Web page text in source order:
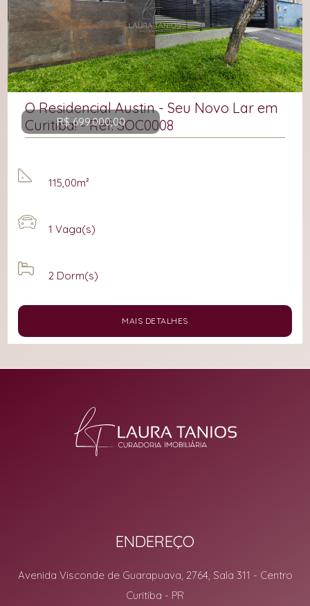
R$ 699.000,00
O Residencial Austin - Seu Novo Lar em
Curitiba! - Ref: SOC0008
2 Dorm(s)
1 Vaga(s)
115,00m²
MAIS DETALHES
ENDEREÇO
Avenida Visconde de Guarapuava, 2764, Sala 311 - Centro
Curitiba - PR